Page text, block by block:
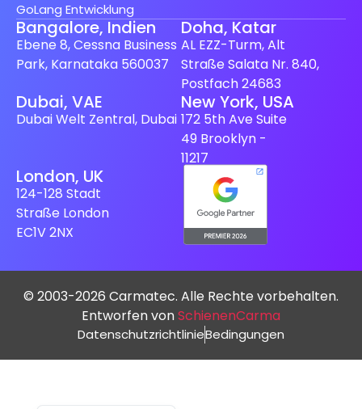
GoLang Entwicklung
Bangalore, Indien
Ebene 8, Cessna Business
Park, Karnataka 560037
Doha, Katar
AL EZZ-Turm, Alt
Straße Salata Nr. 840,
Postfach 24683
Dubai, VAE
Dubai Welt Zentral, Dubai
New York, USA
172 5th Ave Suite
49 Brooklyn -
11217
London, UK
124-128 Stadt
Straße London
EC1V 2NX
© 2003-2026 Carmatec. Alle Rechte vorbehalten.
Entworfen vonSchienenCarma
DatenschutzrichtlinieBedingungen
French
Japanese
Dutch
Swedish
Finnish
Spanish (Spain)